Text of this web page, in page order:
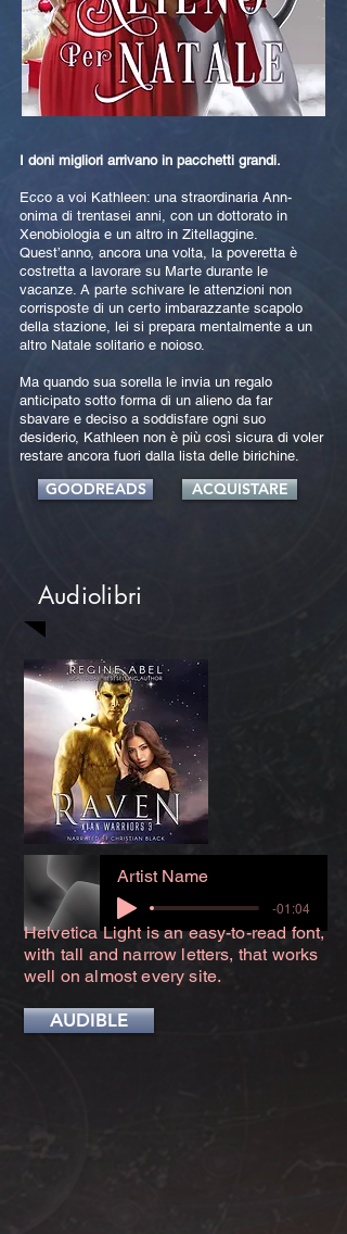
I doni migliori arrivano in pacchetti grandi.
Ecco a voi Kathleen: una straordinaria Ann-
onima di trentasei anni, con un dottorato in
Xenobiologia e un altro in Zitellaggine.
Quest’anno, ancora una volta, la poveretta è
costretta a lavorare su Marte durante le
vacanze. A parte schivare le attenzioni non
corrisposte di un certo imbarazzante scapolo
della stazione, lei si prepara mentalmente a un
altro Natale solitario e noioso.
Ma quando sua sorella le invia un regalo
anticipato sotto forma di un alieno da far
sbavare e deciso a soddisfare ogni suo
desiderio, Kathleen non è più così sicura di voler
restare ancora fuori dalla lista delle birichine.
GOODREADS ACQUISTARE
Audiolibri
Artist Name
-01:04
Helvetica Light is an easy-to-read font,
with tall and narrow letters, that works
well on almost every site.
AUDIBLE